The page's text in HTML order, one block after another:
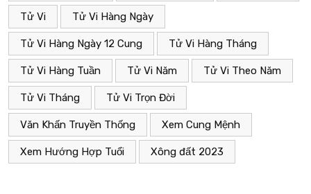
Tử Vi Tử Vi Hàng Ngày
Tử Vi Hàng Ngày 12 Cung Tử Vi Hàng Tháng
Tử Vi Hàng Tuần Tử Vi Năm Tử Vi Theo Năm
Tử Vi Tháng Tử Vi Trọn Đời
Văn Khấn Truyền Thống Xem Cung Mệnh
Xem Hướng Hợp Tuổi Xông đất 2023